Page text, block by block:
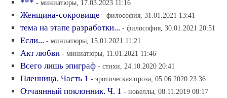
*** - миниатюры, 17.03.2023 11:16
Женщина-сокровище - философия, 31.01.2021 13:41
тема на этапе разработки... - философия, 30.01.2021 20:51
Если... - миниатюры, 15.01.2021 11:21
Акт любви - миниатюры, 11.01.2021 11:46
Всего лишь эпиграф - стихи, 24.10.2020 20:41
Пленница. Часть 1 - эротическая проза, 05.06.2020 23:36
Отчаянный поклонник. Ч. 1 - новеллы, 08.11.2019 08:17